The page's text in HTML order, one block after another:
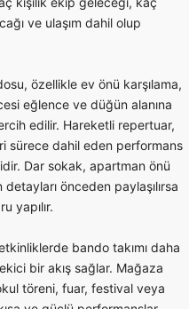
ve ulaşım dahil olup
özellikle ev önü karşılama,
eğlence ve düğün alanına
edilir. Hareketli repertuar,
sürece dahil eden performans
Dar sokak, apartman önü
önceden paylaşılırsa
yapılır.
bando takımı daha
bir akış sağlar. Mağaza
töreni, fuar, festival veya